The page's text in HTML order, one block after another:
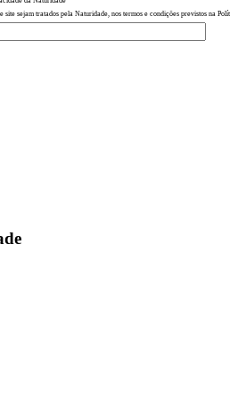
site sejam tratados pela Naturidade, nos termos e condições previstos na